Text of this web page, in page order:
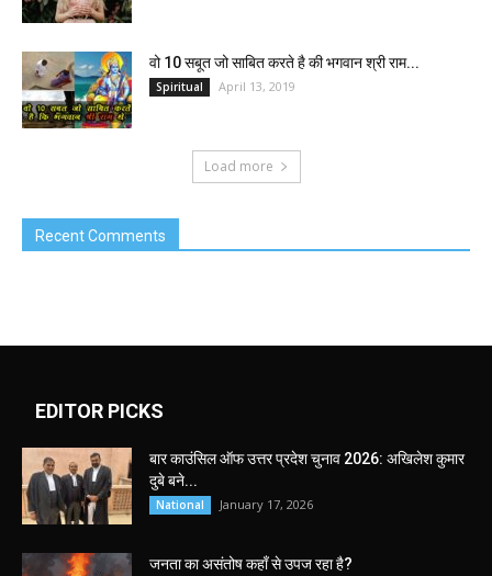
वो 10 सबूत जो साबित करते है की भगवान श्री राम...
Spiritual April 13, 2019
Load more
Recent Comments
EDITOR PICKS
बार काउंसिल ऑफ उत्तर प्रदेश चुनाव 2026: अखिलेश कुमार
दुबे बने...
National January 17, 2026
जनता का असंतोष कहाँ से उपज रहा है?